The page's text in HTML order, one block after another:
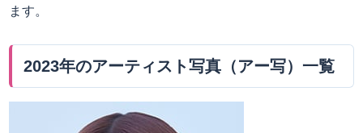
ます。
2023年のアーティスト写真（アー写）一覧